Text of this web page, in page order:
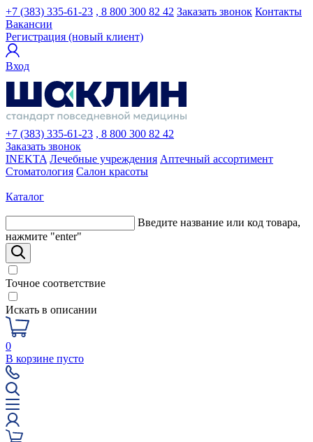
+7 (383) 335-61-23 , 8 800 300 82 42 Заказать звонок Контакты
Вакансии
Регистрация (новый клиент)
Вход
+7 (383) 335-61-23 , 8 800 300 82 42
Заказать звонок
INEKTA Лечебные учреждения Аптечный ассортимент
Стоматология Салон красоты
Каталог
Введите название или код товара,
нажмите "enter"
Точное соответствие
Искать в описании
0
В корзине пусто